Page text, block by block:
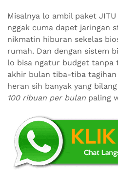
Misalnya lo ambil paket
nggak cuma dapet jaringan
nikmatin hiburan sekelas
rumah. Dan dengan sistem
lo bisa ngatur budget tanpa
akhir bulan tiba-tiba tagihan
heran sih banyak yang
100 ribuan per bulan paling